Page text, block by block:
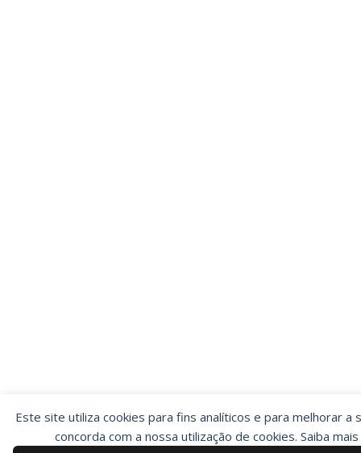
Este site utiliza cookies para fins analíticos e para melhorar a
concorda com a nossa utilização de cookies. Saiba